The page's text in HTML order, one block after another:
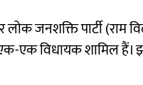
जनशक्ति पार्टी
विधायक शामिल हैं।